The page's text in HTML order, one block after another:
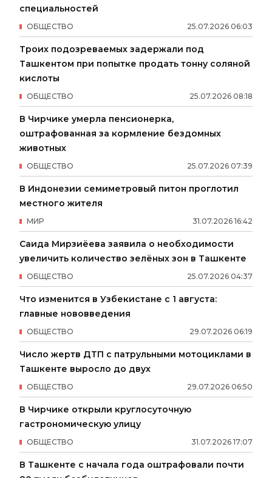
специальностей
25.07.2026 06:03
ОБЩЕСТВО
Троих подозреваемых задержали под
Ташкентом при попытке продать тонну соляной
кислоты
25.07.2026 08:18
ОБЩЕСТВО
В Чирчике умерла пенсионерка,
оштрафованная за кормление бездомных
животных
25.07.2026 07:39
ОБЩЕСТВО
В Индонезии семиметровый питон проглотил
местного жителя
31.07.2026 16:42
МИР
Саида Мирзиёева заявила о необходимости
увеличить количество зелёных зон в Ташкенте
25.07.2026 04:37
ОБЩЕСТВО
Что изменится в Узбекистане с 1 августа:
главные нововведения
29.07.2026 06:19
ОБЩЕСТВО
Число жертв ДТП с патрульными мотоциклами в
Ташкенте выросло до двух
29.07.2026 06:50
ОБЩЕСТВО
В Чирчике открыли круглосуточную
гастрономическую улицу
31.07.2026 17:07
ОБЩЕСТВО
В Ташкенте с начала года оштрафовали почти